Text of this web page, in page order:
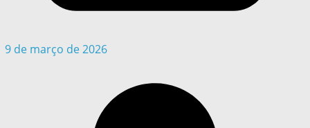
9 de março de 2026